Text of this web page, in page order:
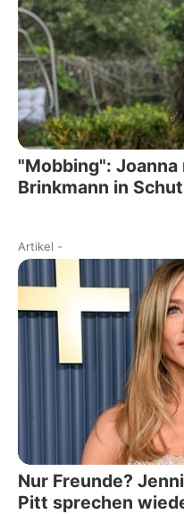
"Mobbing":
Brinkmann in
Artikel -
Nur Freunde?
Pitt sprechen